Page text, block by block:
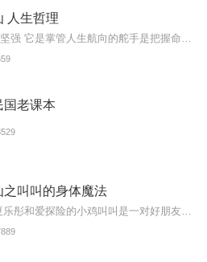
人生哲理
国老课本
之叫叫的身体魔法